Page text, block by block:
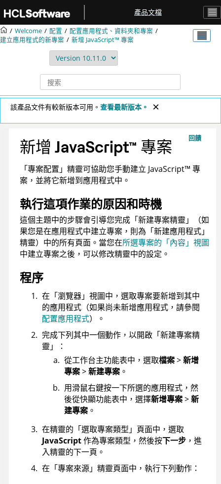
產品文檔
Welcome 配置
配置應用程式、資料夾和專案
建立應用程式的新專案
新增 JavaScript™ 專案
該產品文件有較新版本可用。 查看最新版本。
回饋
新增 JavaScript™ 專案
「專案配置」精靈可協助您手動建立 JavaScript™ 專
案，並將它新增到應用程式中。
執行這項作業的原因和時機
這個主題中的步驟會引導您完成「新建專案精靈」（如
果您是在應用程式中建立專案，則為「新建應用程式」
精靈）中的所有頁面。當您在所選專案的「內容」視圖
中建立專案之後，可以修改精靈中的設定。
程序
在「瀏覽器」視圖中，選取專案要新增到其中
的應用程式（如果尚未新增應用程式，請參閱
配置應用程式）。
完成下列其中一個動作，以開啟「新建專案精
靈」：
從工作台主功能表中，選取檔案>新增
專案>新建專案 。
用滑鼠右鍵按一下所選的應用程式，然
後從快顯功能表中，選擇新增專案>新
建專案 。
在精靈的「選取專案類型」頁面中，選取
JavaScript作為專案類型，然後按下一步 ，進
入精靈的下一頁。
在「專案來源」精靈頁面中，執行下列動作：